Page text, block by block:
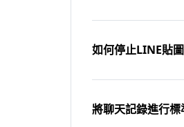
如何停止LINE貼
將聊天記錄進行